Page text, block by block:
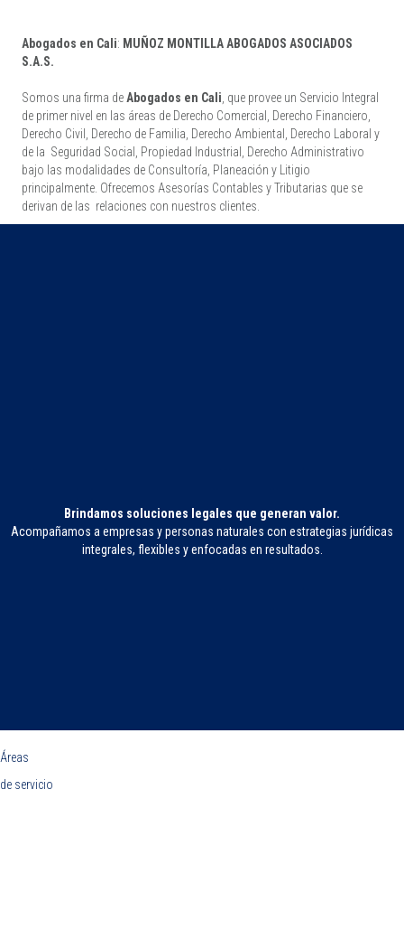
Abogados en Cali: MUÑOZ MONTILLA ABOGADOS ASOCIADOS
S.A.S.
Somos una firma de Abogados en Cali , que provee un Servicio Integral
de primer nivel en las áreas de Derecho Comercial, Derecho Financiero,
Derecho Civil, Derecho de Familia, Derecho Ambiental, Derecho Laboral y
de la Seguridad Social, Propiedad Industrial, Derecho Administrativo
bajo las modalidades de Consultoría, Planeación y Litigio
principalmente. Ofrecemos Asesorías Contables y Tributarias que se
derivan de las relaciones con nuestros clientes.
Brindamos soluciones legales que generan valor.
Acompañamos a empresas y personas naturales con estrategias jurídicas
integrales, flexibles y enfocadas en resultados.
Áreas
de servicio